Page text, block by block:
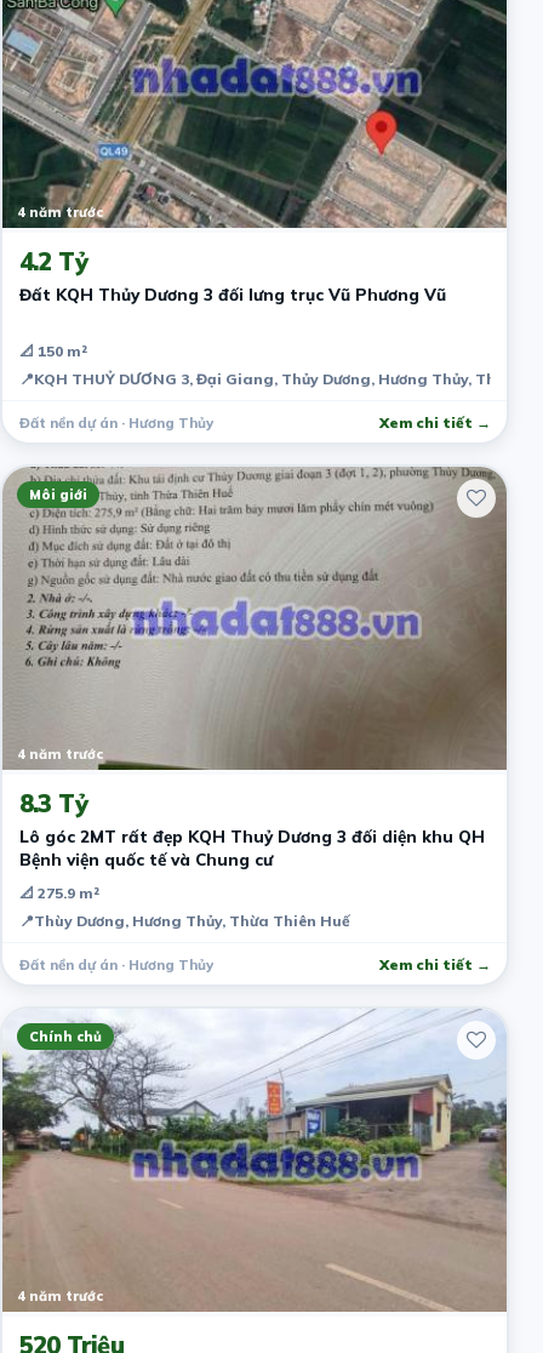
4 năm trước
4.2 Tỷ
Đất KQH Thủy Dương 3 đối lưng trục Vũ Phương Vũ
📐 150 m²
📍KQH THUỶ DƯƠNG 3, Đại Giang, Thủy Dương, Hương Thủy, Thừa
Đất nền dự án · Hương Thủy Xem chi tiết →
Môi giới
4 năm trước
8.3 Tỷ
Lô góc 2MT rất đẹp KQH Thuỷ Dương 3 đối diện khu QH
Bệnh viện quốc tế và Chung cư
📐 275.9 m²
📍Thùy Dương, Hương Thủy, Thừa Thiên Huế
Đất nền dự án · Hương Thủy Xem chi tiết →
Chính chủ
4 năm trước
520 Triệu